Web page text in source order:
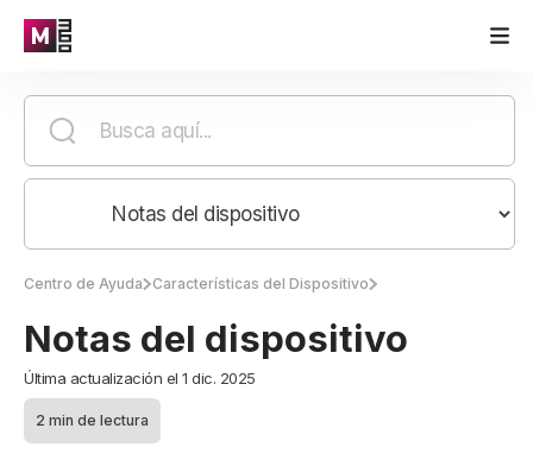
Centro de Ayuda Características del Dispositivo
Notas del dispositivo
Última actualización el 1 dic. 2025
2 min de lectura